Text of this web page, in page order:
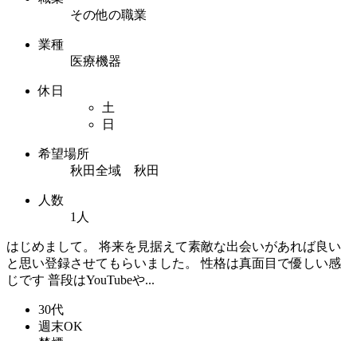
その他の職業
業種
医療機器
休日
土
日
希望場所
秋田全域 秋田
人数
1人
はじめまして。 将来を見据えて素敵な出会いがあれば良い
と思い登録させてもらいました。 性格は真面目で優しい感
じです 普段はYouTubeや...
30代
週末OK